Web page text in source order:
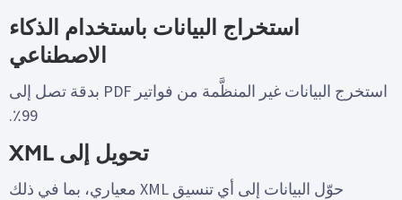
استخراج البيانات باستخدام الذكاء
الاصطناعي
استخرج البيانات غير المنظَّمة من فواتير PDF بدقة تصل إلى
99٪.
تحويل إلى XML
حوّل البيانات إلى أي تنسيق XML معياري، بما في ذلك